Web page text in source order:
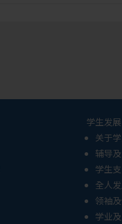
学生发展
关于
辅导
学生
全人
领袖
学业